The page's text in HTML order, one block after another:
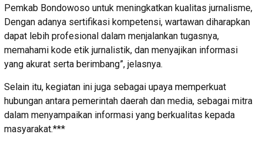
Pemkab Bondowoso untuk meningkatkan kualitas jurnalisme,
Dengan adanya sertifikasi kompetensi, wartawan diharapkan
dapat lebih profesional dalam menjalankan tugasnya,
memahami kode etik jurnalistik, dan menyajikan informasi
yang akurat serta berimbang”, jelasnya.
Selain itu, kegiatan ini juga sebagai upaya memperkuat
hubungan antara pemerintah daerah dan media, sebagai mitra
dalam menyampaikan informasi yang berkualitas kepada
masyarakat.***